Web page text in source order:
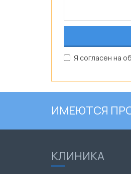
Я согласен на
ИМЕЮТСЯ
КЛИНИКА